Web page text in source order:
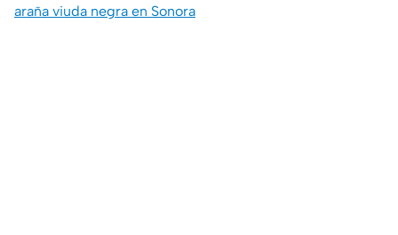
araña viuda negra en Sonora